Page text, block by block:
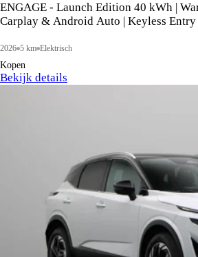
ENGAGE - Launch Edition 40 kWh |
Carplay & Android Auto | Keyless Entry |
2026 5 km Elektrisch
Kopen
Bekijk details